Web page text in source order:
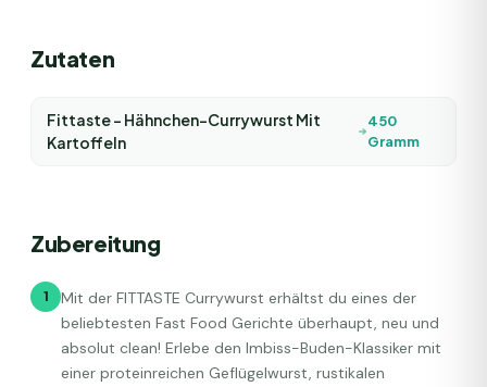
Zutaten
Fittaste - Hähnchen-Currywurst Mit
Kartoffeln
450
Gramm
Zubereitung
1
Mit der FITTASTE Currywurst erhältst du eines der
beliebtesten Fast Food Gerichte überhaupt, neu und
absolut clean! Erlebe den Imbiss-Buden-Klassiker mit
einer proteinreichen Geflügelwurst, rustikalen